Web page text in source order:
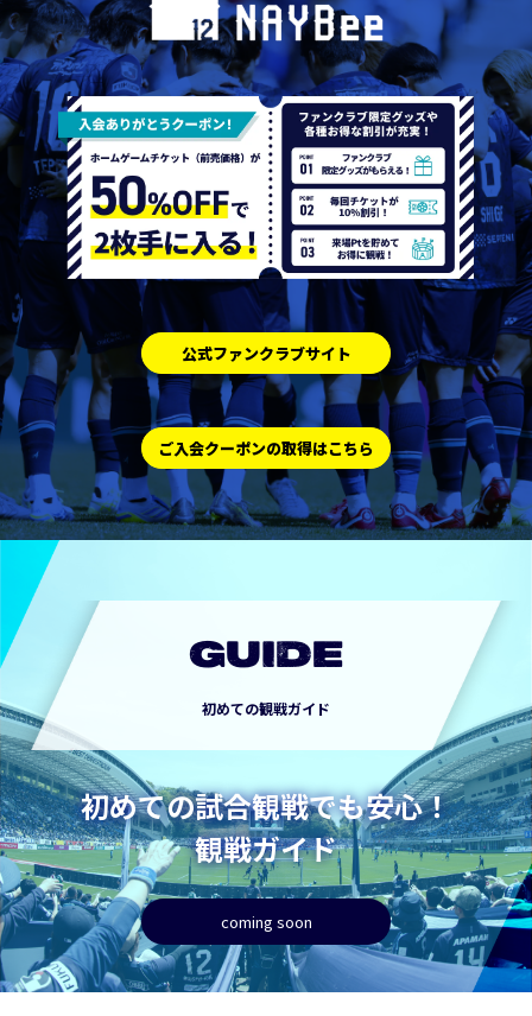
公式ファンクラブサイト
ご入会クーポンの取得はこちら
GUIDE
初めての観戦ガイド
初めての試合観戦でも安心！
観戦ガイド
coming soon